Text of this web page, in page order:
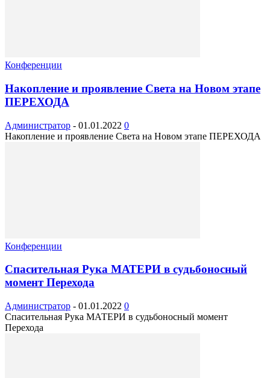
Конференции
Накопление и проявление Света на Новом этапе
ПЕРЕХОДА
Администратор - 01.01.2022 0
Накопление и проявление Света на Новом этапе ПЕРЕХОДА
Конференции
Спасительная Рука МАТЕРИ в судьбоносный
момент Перехода
Администратор - 01.01.2022 0
Спасительная Рука МАТЕРИ в судьбоносный момент
Перехода